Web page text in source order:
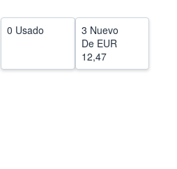
CERRAR
0 Usado
3 Nuevo
De EUR
12,47